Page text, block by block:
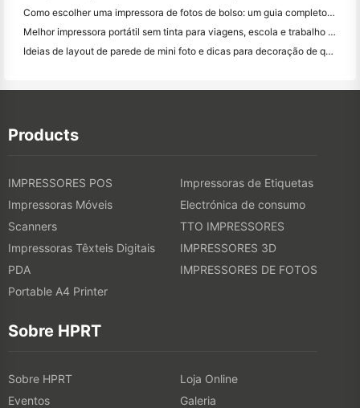
Como escolher uma impressora de fotos de bolso: um guia completo para usuários de jornal, viagens e iPhone
Melhor impressora portátil sem tinta para viagens, escola e trabalho móvel: Hanin MT620 Pro Review
Ideias de layout de parede de mini foto e dicas para decoração de quarto e dormitório
Products
IMPRESSORES POS
Impressoras de Etiquetas
Impressoras Móveis
Electrónica de consumo
Scanners
TTO IMPRESSORES
Impressoras Têxteis Digitais
IMPRESSORES 3D
PDA
IMPRESSORES DE FOTOS
Portable A4 Printer
Sobre HPRT
Sobre HPRT
Loja Online
Eventos
Galeria